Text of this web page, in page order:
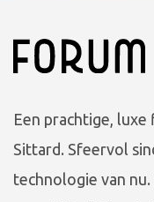
Een prachtige,
Sittard. Sfeervol
technologie van